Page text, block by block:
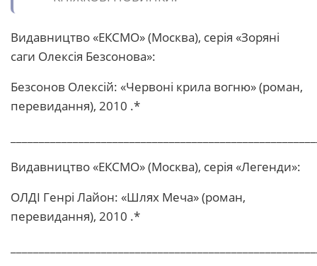
Видавництво «ЕКСМО» (Москва), серія «Зоряні
саги Олексія Безсонова»:
Безсонов Олексій: «Червоні крила вогню» (роман,
перевидання), 2010 .*
Видавництво «ЕКСМО» (Москва), серія «Легенди»:
ОЛДІ Генрі Лайон: «Шлях Меча» (роман,
перевидання), 2010 .*